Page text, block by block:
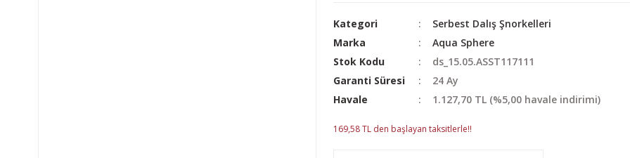
Kategori
Serbest Dalış Şnorkelleri
Marka
Aqua Sphere
Stok Kodu
ds_15.05.ASST117111
Garanti Süresi
24 Ay
Havale
1.127,70 TL (%5,00 havale indirimi)
169,58 TL den başlayan taksitlerle!!